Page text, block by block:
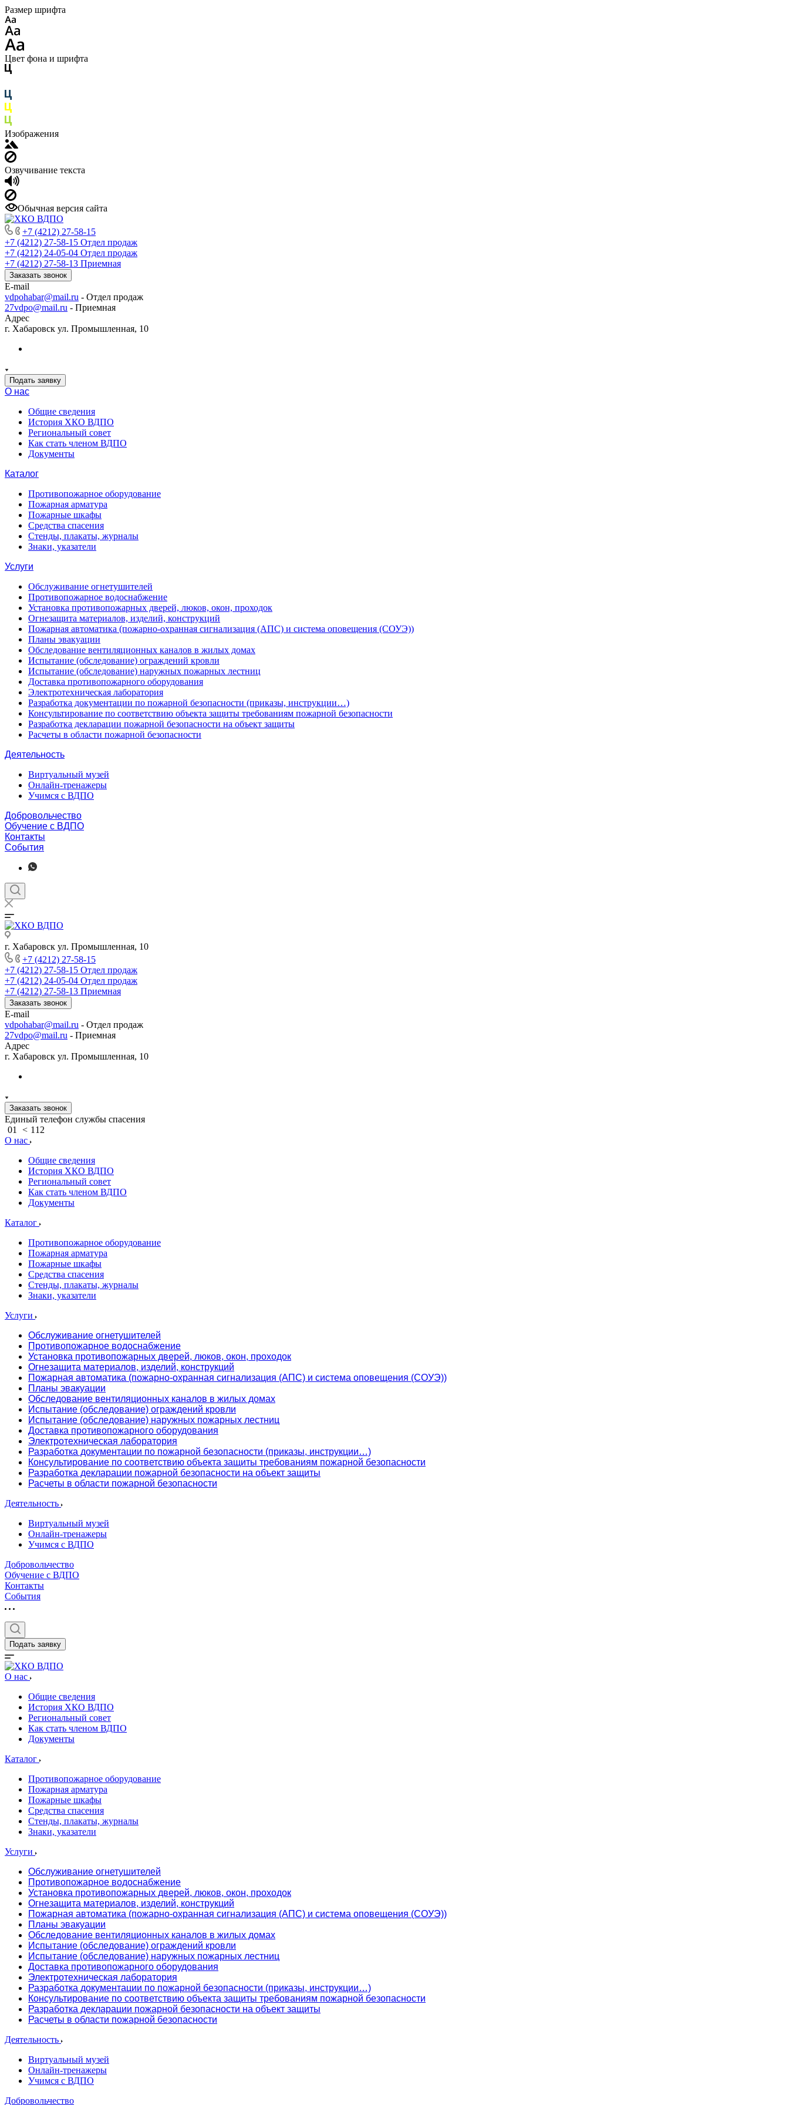
Размер шрифта
Цвет фона и шрифта
Изображения
Озвучивание текста
Обычная версия сайта
+7 (4212) 27-58-15
+7 (4212) 27-58-15 Отдел продаж
+7 (4212) 24-05-04 Отдел продаж
+7 (4212) 27-58-13 Приемная
Заказать звонок
E-mail
vdpohabar@mail.ru - Отдел продаж
27vdpo@mail.ru - Приемная
Адрес
г. Хабаровск ул. Промышленная, 10
Подать заявку
О нас
Общие сведения
История ХКО ВДПО
Региональный совет
Как стать членом ВДПО
Документы
Каталог
Противопожарное оборудование
Пожарная арматура
Пожарные шкафы
Средства спасения
Стенды, плакаты, журналы
Знаки, указатели
Услуги
Обслуживание огнетушителей
Противопожарное водоснабжение
Установка противопожарных дверей, люков, окон, проходок
Огнезащита материалов, изделий, конструкций
Пожарная автоматика (пожарно-охранная сигнализация (АПС) и система оповещения (СОУЭ))
Планы эвакуации
Обследование вентиляционных каналов в жилых домах
Испытание (обследование) ограждений кровли
Испытание (обследование) наружных пожарных лестниц
Доставка противопожарного оборудования
Электротехническая лаборатория
Разработка документации по пожарной безопасности (приказы, инструкции…)
Консультирование по соответствию объекта защиты требованиям пожарной безопасности
Разработка декларации пожарной безопасности на объект защиты
Расчеты в области пожарной безопасности
Деятельность
Виртуальный музей
Онлайн-тренажеры
Учимся с ВДПО
Добровольчество
Обучение с ВДПО
Контакты
События
г. Хабаровск ул. Промышленная, 10
+7 (4212) 27-58-15
+7 (4212) 27-58-15 Отдел продаж
+7 (4212) 24-05-04 Отдел продаж
+7 (4212) 27-58-13 Приемная
Заказать звонок
E-mail
vdpohabar@mail.ru - Отдел продаж
27vdpo@mail.ru - Приемная
Адрес
г. Хабаровск ул. Промышленная, 10
Заказать звонок
Единый телефон службы спасения
01
< 112
О нас
Общие сведения
История ХКО ВДПО
Региональный совет
Как стать членом ВДПО
Документы
Каталог
Противопожарное оборудование
Пожарная арматура
Пожарные шкафы
Средства спасения
Стенды, плакаты, журналы
Знаки, указатели
Услуги
Обслуживание огнетушителей
Противопожарное водоснабжение
Установка противопожарных дверей, люков, окон, проходок
Огнезащита материалов, изделий, конструкций
Пожарная автоматика (пожарно-охранная сигнализация (АПС) и система оповещения (СОУЭ))
Планы эвакуации
Обследование вентиляционных каналов в жилых домах
Испытание (обследование) ограждений кровли
Испытание (обследование) наружных пожарных лестниц
Доставка противопожарного оборудования
Электротехническая лаборатория
Разработка документации по пожарной безопасности (приказы, инструкции…)
Консультирование по соответствию объекта защиты требованиям пожарной безопасности
Разработка декларации пожарной безопасности на объект защиты
Расчеты в области пожарной безопасности
Деятельность
Виртуальный музей
Онлайн-тренажеры
Учимся с ВДПО
Добровольчество
Обучение с ВДПО
Контакты
События
Подать заявку
О нас
Общие сведения
История ХКО ВДПО
Региональный совет
Как стать членом ВДПО
Документы
Каталог
Противопожарное оборудование
Пожарная арматура
Пожарные шкафы
Средства спасения
Стенды, плакаты, журналы
Знаки, указатели
Услуги
Обслуживание огнетушителей
Противопожарное водоснабжение
Установка противопожарных дверей, люков, окон, проходок
Огнезащита материалов, изделий, конструкций
Пожарная автоматика (пожарно-охранная сигнализация (АПС) и система оповещения (СОУЭ))
Планы эвакуации
Обследование вентиляционных каналов в жилых домах
Испытание (обследование) ограждений кровли
Испытание (обследование) наружных пожарных лестниц
Доставка противопожарного оборудования
Электротехническая лаборатория
Разработка документации по пожарной безопасности (приказы, инструкции…)
Консультирование по соответствию объекта защиты требованиям пожарной безопасности
Разработка декларации пожарной безопасности на объект защиты
Расчеты в области пожарной безопасности
Деятельность
Виртуальный музей
Онлайн-тренажеры
Учимся с ВДПО
Добровольчество